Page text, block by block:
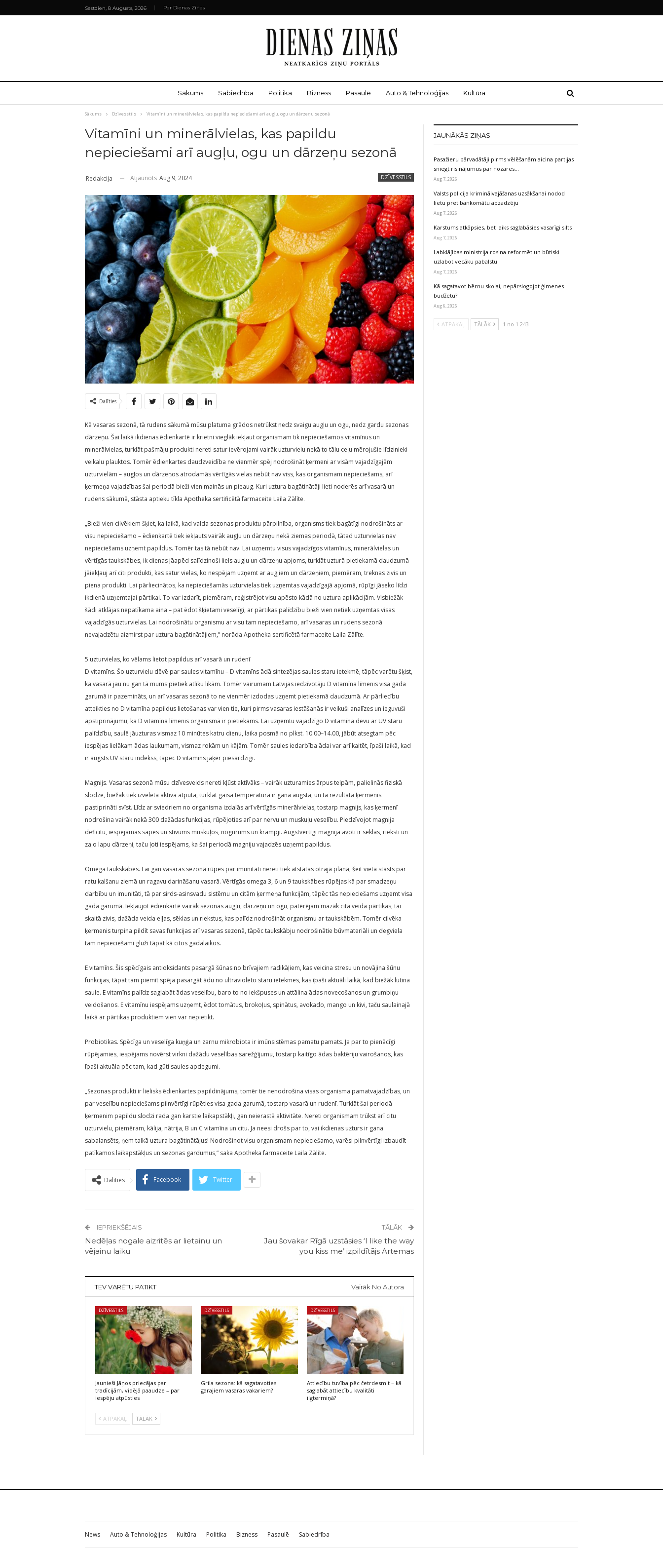
Sestdien, 8 Augusts, 2026 Par Dienas Ziņas
Sākums Sabiedrība Politika Bizness Pasaulē Auto & Tehnoloģijas Kultūra
Sākums Dzīvesstils Vitamīni un minerālvielas, kas papildu nepieciešami arī augļu, ogu un dārzeņu sezonā
Vitamīni un minerālvielas, kas papildu
nepieciešami arī augļu, ogu un dārzeņu sezonā
DZĪVESSTILS
Redakcija Atjaunots Aug 9, 2024
Dalīties
Kā vasaras sezonā, tā rudens sākumā mūsu platuma grādos netrūkst nedz svaigu augļu un ogu, nedz gardu sezonas
dārzeņu. Šai laikā ikdienas ēdienkartē ir krietni vieglāk iekļaut organismam tik nepieciešamos vitamīnus un
minerālvielas, turklāt pašmāju produkti nereti satur ievērojami vairāk uzturvielu nekā to tālu ceļu mērojušie līdzinieki
veikalu plauktos. Tomēr ēdienkartes daudzveidība ne vienmēr spēj nodrošināt ķermeni ar visām vajadzīgajām
uzturvielām – augļos un dārzeņos atrodamās vērtīgās vielas nebūt nav viss, kas organismam nepieciešams, arī
ķermeņa vajadzības šai periodā bieži vien mainās un pieaug. Kuri uztura bagātinātāji lieti noderēs arī vasarā un
rudens sākumā, stāsta aptieku tīkla Apotheka sertificētā farmaceite Laila Zālīte.
„Bieži vien cilvēkiem šķiet, ka laikā, kad valda sezonas produktu pārpilnība, organisms tiek bagātīgi nodrošināts ar
visu nepieciešamo – ēdienkartē tiek iekļauts vairāk augļu un dārzeņu nekā ziemas periodā, tātad uzturvielas nav
nepieciešams uzņemt papildus. Tomēr tas tā nebūt nav. Lai uzņemtu visus vajadzīgos vitamīnus, minerālvielas un
vērtīgās taukskābes, ik dienas jāapēd salīdzinoši liels augļu un dārzeņu apjoms, turklāt uzturā pietiekamā daudzumā
jāiekļauj arī citi produkti, kas satur vielas, ko nespējam uzņemt ar augļiem un dārzeņiem, piemēram, treknas zivis un
piena produkti. Lai pārliecinātos, ka nepieciešamās uzturvielas tiek uzņemtas vajadzīgajā apjomā, rūpīgi jāseko līdzi
ikdienā uzņemtajai pārtikai. To var izdarīt, piemēram, reģistrējot visu apēsto kādā no uztura aplikācijām. Visbiežāk
šādi atklājas nepatīkama aina – pat ēdot šķietami veselīgi, ar pārtikas palīdzību bieži vien netiek uzņemtas visas
vajadzīgās uzturvielas. Lai nodrošinātu organismu ar visu tam nepieciešamo, arī vasaras un rudens sezonā
nevajadzētu aizmirst par uztura bagātinātājiem,” norāda Apotheka sertificētā farmaceite Laila Zālīte.
5 uzturvielas, ko vēlams lietot papildus arī vasarā un rudenī
D vitamīns. Šo uzturvielu dēvē par saules vitamīnu – D vitamīns ādā sintezējas saules staru ietekmē, tāpēc varētu šķist,
ka vasarā jau nu gan tā mums pietiek atliku likām. Tomēr vairumam Latvijas iedzīvotāju D vitamīna līmenis visa gada
garumā ir pazemināts, un arī vasaras sezonā to ne vienmēr izdodas uzņemt pietiekamā daudzumā. Ar pārliecību
atteikties no D vitamīna papildus lietošanas var vien tie, kuri pirms vasaras iestāšanās ir veikuši analīzes un ieguvuši
apstiprinājumu, ka D vitamīna līmenis organismā ir pietiekams. Lai uzņemtu vajadzīgo D vitamīna devu ar UV staru
palīdzību, saulē jāuzturas vismaz 10 minūtes katru dienu, laika posmā no plkst. 10.00–14.00, jābūt atsegtam pēc
iespējas lielākam ādas laukumam, vismaz rokām un kājām. Tomēr saules iedarbība ādai var arī kaitēt, īpaši laikā, kad
ir augsts UV staru indekss, tāpēc D vitamīns jāķer piesardzīgi.
Magnijs. Vasaras sezonā mūsu dzīvesveids nereti kļūst aktīvāks – vairāk uzturamies ārpus telpām, palielinās fiziskā
slodze, biežāk tiek izvēlēta aktīvā atpūta, turklāt gaisa temperatūra ir gana augsta, un tā rezultātā ķermenis
pastiprināti svīst. Līdz ar sviedriem no organisma izdalās arī vērtīgās minerālvielas, tostarp magnijs, kas ķermenī
nodrošina vairāk nekā 300 dažādas funkcijas, rūpējoties arī par nervu un muskuļu veselību. Piedzīvojot magnija
deficītu, iespējamas sāpes un stīvums muskuļos, nogurums un krampji. Augstvērtīgi magnija avoti ir sēklas, rieksti un
zaļo lapu dārzeņi, taču ļoti iespējams, ka šai periodā magniju vajadzēs uzņemt papildus.
Omega taukskābes. Lai gan vasaras sezonā rūpes par imunitāti nereti tiek atstātas otrajā plānā, šeit vietā stāsts par
ratu kalšanu ziemā un ragavu darināšanu vasarā. Vērtīgās omega 3, 6 un 9 taukskābes rūpējas kā par smadzeņu
darbību un imunitāti, tā par sirds-asinsvadu sistēmu un citām ķermeņa funkcijām, tāpēc tās nepieciešams uzņemt visa
gada garumā. Iekļaujot ēdienkartē vairāk sezonas augļu, dārzeņu un ogu, patērējam mazāk cita veida pārtikas, tai
skaitā zivis, dažāda veida eļļas, sēklas un riekstus, kas palīdz nodrošināt organismu ar taukskābēm. Tomēr cilvēka
ķermenis turpina pildīt savas funkcijas arī vasaras sezonā, tāpēc taukskābju nodrošinātie būvmateriāli un degviela
tam nepieciešami gluži tāpat kā citos gadalaikos.
E vitamīns. Šis spēcīgais antioksidants pasargā šūnas no brīvajiem radikāļiem, kas veicina stresu un novājina šūnu
funkcijas, tāpat tam piemīt spēja pasargāt ādu no ultravioleto staru ietekmes, kas īpaši aktuāli laikā, kad biežāk lutina
saule. E vitamīns palīdz saglabāt ādas veselību, baro to no iekšpuses un attālina ādas novecošanos un grumbiņu
veidošanos. E vitamīnu iespējams uzņemt, ēdot tomātus, brokoļus, spinātus, avokado, mango un kivi, taču saulainajā
laikā ar pārtikas produktiem vien var nepietikt.
Probiotikas. Spēcīga un veselīga kuņģa un zarnu mikrobiota ir imūnsistēmas pamatu pamats. Ja par to pienācīgi
rūpējamies, iespējams novērst virkni dažādu veselības sarežģījumu, tostarp kaitīgo ādas baktēriju vairošanos, kas
īpaši aktuāla pēc tam, kad gūti saules apdegumi.
„Sezonas produkti ir lielisks ēdienkartes papildinājums, tomēr tie nenodrošina visas organisma pamatvajadzības, un
par veselību nepieciešams pilnvērtīgi rūpēties visa gada garumā, tostarp vasarā un rudenī. Turklāt šai periodā
ķermenim papildu slodzi rada gan karstie laikapstākļi, gan neierastā aktivitāte. Nereti organismam trūkst arī citu
uzturvielu, piemēram, kālija, nātrija, B un C vitamīna un citu. Ja neesi drošs par to, vai ikdienas uzturs ir gana
sabalansēts, ņem talkā uztura bagātinātājus! Nodrošinot visu organismam nepieciešamo, varēsi pilnvērtīgi izbaudīt
patīkamos laikapstākļus un sezonas gardumus,” saka Apotheka farmaceite Laila Zālīte.
Dalīties Facebook Twitter
IEPRIEKŠĒJAIS
Nedēļas nogale aizritēs ar lietainu un
vējainu laiku
TĀLĀK
Jau šovakar Rīgā uzstāsies ‘I like the way
you kiss me’ izpildītājs Artemas
TEV VARĒTU PATIKT Vairāk No Autora
DZĪVESSTILS
Jaunieši Jāņos priecājas par
tradīcijām, vidējā paaudze – par
iespēju atpūsties
DZĪVESSTILS
Grila sezona: kā sagatavoties
garajiem vasaras vakariem?
DZĪVESSTILS
Attiecību tuvība pēc četrdesmit – kā
saglabāt attiecību kvalitāti
ilgtermiņā?
ATPAKAĻ TĀLĀK
JAUNĀKĀS ZIŅAS
Pasažieru pārvadātāji pirms vēlēšanām aicina partijas
sniegt risinājumus par nozares…
Aug 7, 2026
Valsts policija kriminālvajāšanas uzsākšanai nodod
lietu pret bankomātu apzadzēju
Aug 7, 2026
Karstums atkāpsies, bet laiks saglabāsies vasarīgi silts
Aug 7, 2026
Labklājības ministrija rosina reformēt un būtiski
uzlabot vecāku pabalstu
Aug 7, 2026
Kā sagatavot bērnu skolai, nepārslogojot ģimenes
budžetu?
Aug 6, 2026
ATPAKAĻ TĀLĀK 1 no 1 243
News Auto & Tehnoloģijas Kultūra Politika Bizness Pasaulē Sabiedrība